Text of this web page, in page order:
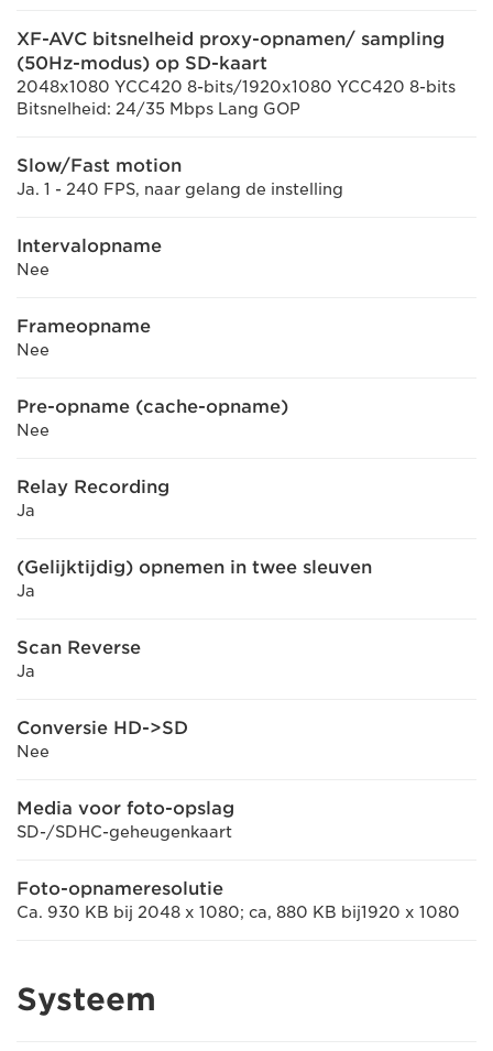
XF-AVC bitsnelheid proxy-opnamen/ sampling
(50Hz-modus) op SD-kaart
2048x1080 YCC420 8-bits/1920x1080 YCC420 8-bits
Bitsnelheid: 24/35 Mbps Lang GOP
Slow/Fast motion
Ja. 1 - 240 FPS, naar gelang de instelling
Intervalopname
Nee
Frameopname
Nee
Pre-opname (cache-opname)
Nee
Relay Recording
Ja
(Gelijktijdig) opnemen in twee sleuven
Ja
Scan Reverse
Ja
Conversie HD->SD
Nee
Media voor foto-opslag
SD-/SDHC-geheugenkaart
Foto-opnameresolutie
Ca. 930 KB bij 2048 x 1080; ca, 880 KB bij1920 x 1080
Systeem